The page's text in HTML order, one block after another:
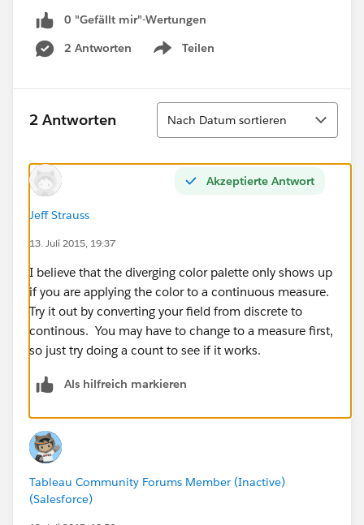
<color>⌗B88705</color>
</color-palette>
<color-palette name="HDDS Tetrad"
<color>⌗F99E02</color>
<color>⌗104CA4</color>
<color>⌗019F80</color>
<color>⌗FFB639</color>
<color>⌗3263AB</color>
</color-palette>
<color-palette name="HDDS Sequential"
<color>⌗c24d00</color>
<color>⌗F96302</color>
<color>⌗FF8739</color>
<color>⌗FFA163</color>
<color>⌗FFD2B4</color>
</color-palette>
<color-palette name="HDDS Diverging"
<color>⌗F96302</color>
<color>⌗EAAF0F</color>
</color-palette>
</preferences>
</workbook>
0 "Gefällt mir"-Wertungen
2 Antworten
Teilen
Show menu
2 Antworten
Sortieren
Nach Datum sortieren
Akzeptierte Antwort
Jeff Strauss
13. Juli 2015, 19:37
I believe that the diverging color palette only shows up
if you are applying the color to a continuous measure.
Try it out by converting your field from discrete to
continous. You may have to change to a measure first,
so just try doing a count to see if it works.
Als hilfreich markieren
Tableau Community Forums Member (Inactive)
(Salesforce)